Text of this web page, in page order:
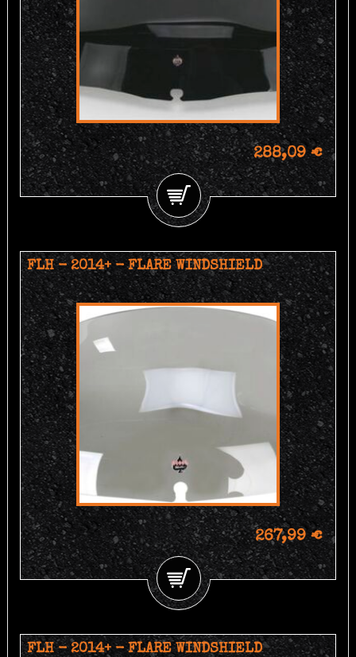
288,09 €
FLH - 2014+ - FLARE WINDSHIELD
267,99 €
FLH - 2014+ - FLARE WINDSHIELD